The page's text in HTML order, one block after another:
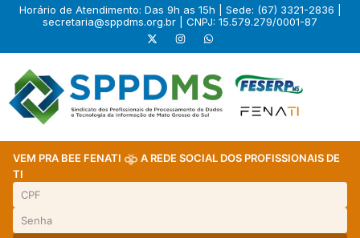
Horário de Atendimento: Das 9h as 15h | Sede: (67) 3321-2836 |
secretaria@sppdms.org.br | CNPJ: 15.579.279/0001-87
VEM PRA BEE FENATI
A REDE SOCIAL DOS PROFISSIONAIS DE
TI